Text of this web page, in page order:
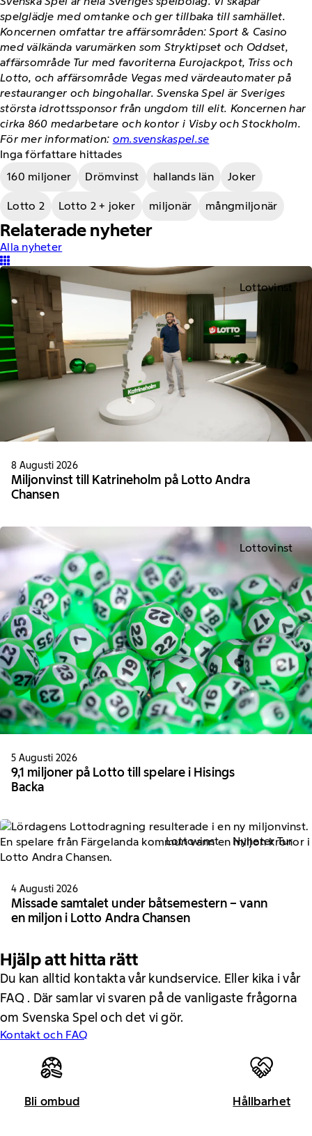
spelglädje med omtanke och ger tillbaka till samhället.
Koncernen omfattar tre affärsområden: Sport & Casino
med välkända varumärken som Stryktipset och Oddset,
affärsområde Tur med favoriterna Eurojackpot, Triss och
Lotto, och affärsområde Vegas med värdeautomater på
restauranger och bingohallar. Svenska Spel är Sveriges
största idrottssponsor från ungdom till elit. Koncernen har
cirka 860 medarbetare och kontor i Visby och Stockholm.
För mer information: om.svenskaspel.se
Inga författare hittades
160 miljoner
Drömvinst hallands län Joker
Lotto 2 Lotto 2 + joker miljonär mångmiljonär
Relaterade nyheter
Alla nyheter
Lottovinst
8 Augusti 2026
Miljonvinst till Katrineholm på Lotto Andra
Chansen
Lottovinst
5 Augusti 2026
9,1 miljoner på Lotto till spelare i Hisings
Backa
Lottovinst Nyheter Tur
4 Augusti 2026
Missade samtalet under båtsemestern – vann
en miljon i Lotto Andra Chansen
Hjälp att hitta rätt
Du kan alltid kontakta vår kundservice. Eller kika i vår
FAQ . Där samlar vi svaren på de vanligaste frågorna
om Svenska Spel och det vi gör.
Kontakt och FAQ
Bli ombud Hållbarhet